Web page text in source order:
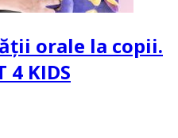
orale la copii.
4 KIDS